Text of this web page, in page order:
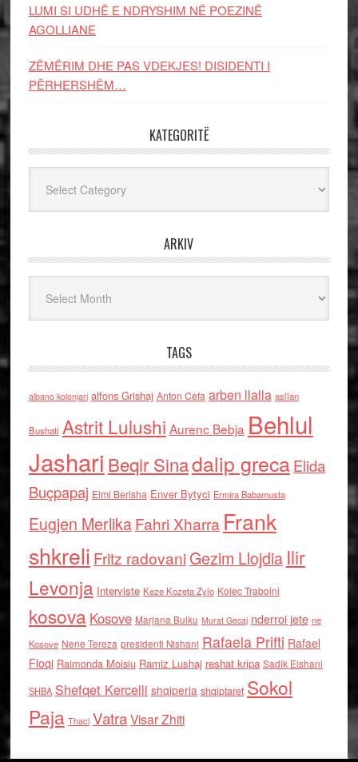
LUMI SI UDHË E NDRYSHIM NË POEZINË
AGOLLIANE
ZËMËRIM DHE PAS VDEKJES! DISIDENTI I
PËRHERSHËM…
KATEGORITË
ARKIV
TAGS
albano kolonjari alfons Grishaj Anton Cefa arben llalla asllan
Bushati Astrit Lulushi Aurenc Bebja Behlul
Jashari Beqir Sinadalip grecaElida
Buçpapaj Elmi Berisha Enver Bytyci Ermira Babamusta
Eugjen MerlikaFahri Xharra Frank
shkreli Fritz radovaniGezim Llojdia Ilir
Levonja Interviste Keze Kozeta Zylo Kolec Traboini
kosova Kosove Marjana Bulku Murat Gecaj nderroi jete ne
Kosove Nene Tereza presidenti Nishani Rafaela Prifti Rafael
Floqi Raimonda Moisiu Ramiz Lushaj reshat kripa Sadik Elshani
SHBA Shefqet Kercelli shqiperia shqiptaret Sokol
Paja Thaci VatraVisar Zhiti